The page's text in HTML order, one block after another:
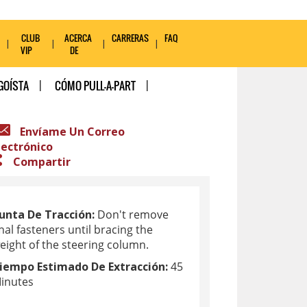
CLUB
VIP
ACERCA
DE
CARRERAS FAQ
CÓMO PULL-A-PART
Envíame Un Correo
Compartir
De Tracción: Don't remove
fasteners until bracing the
of the steering column.
Estimado De Extracción:45